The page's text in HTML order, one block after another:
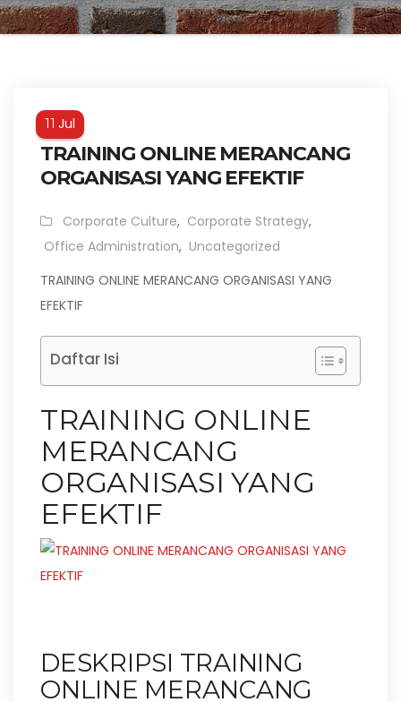
11Jul
TRAINING ONLINE MERANCANG
ORGANISASI YANG EFEKTIF
Corporate Culture, Corporate Strategy,
Office Administration, Uncategorized
TRAINING ONLINE MERANCANG ORGANISASI YANG
EFEKTIF
Daftar Isi
TRAINING ONLINE
MERANCANG
ORGANISASI YANG
EFEKTIF
DESKRIPSI TRAINING
ONLINE MERANCANG